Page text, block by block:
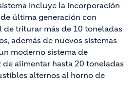
incluye la incorporación
última generación con
de triturar más de 10 toneladas
además de nuevos sistemas
moderno sistema de
alimentar hasta 20 toneladas
alternos al horno de